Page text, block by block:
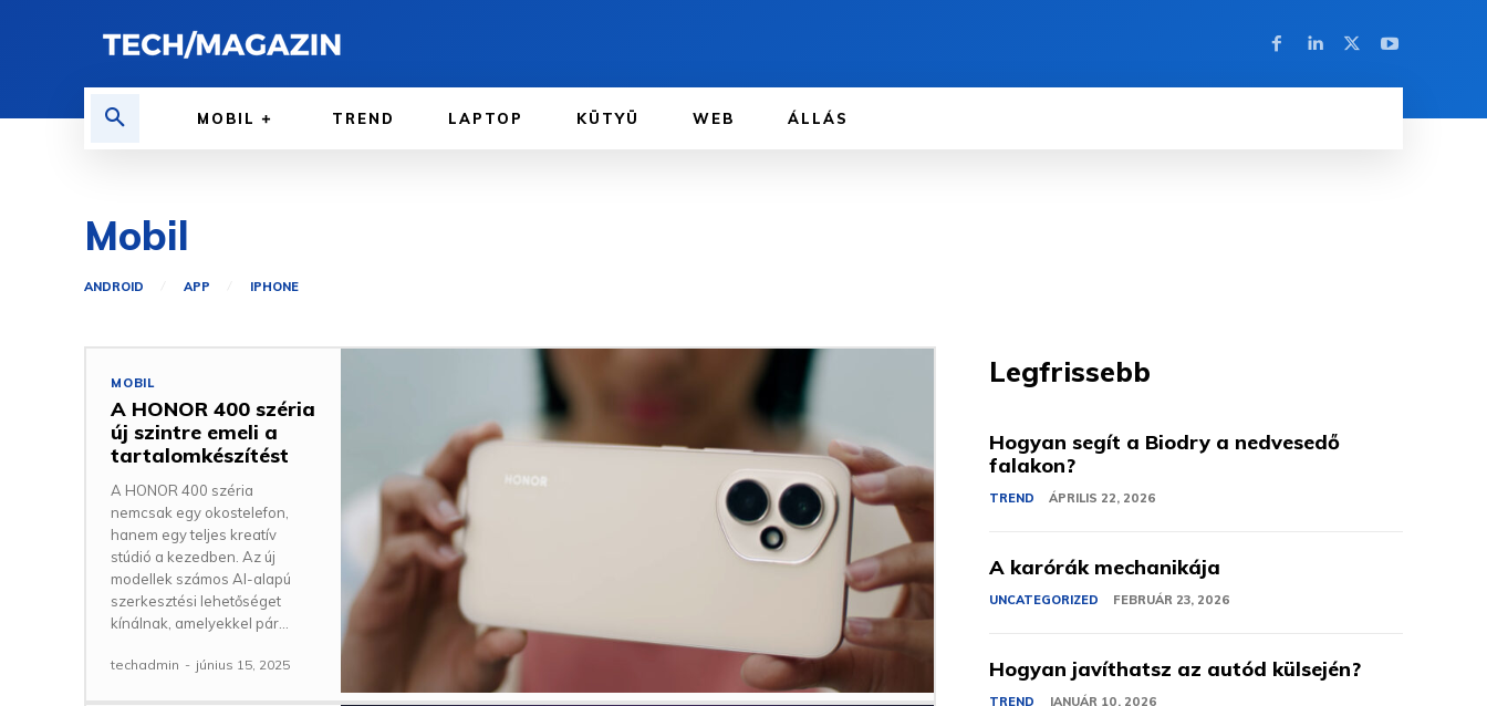
MOBIL TREND LAPTOP KÜTYÜ WEB ÁLLÁS
Mobil
ANDROID APP IPHONE
MOBIL
A HONOR 400 széria
új szintre emeli a
tartalomkészítést
A HONOR 400 széria
nemcsak egy okostelefon,
hanem egy teljes kreatív
stúdió a kezedben. Az új
modellek számos AI-alapú
szerkesztési lehetőséget
kínálnak, amelyekkel pár...
techadmin - június 15, 2025
Legfrissebb
Hogyan segít a Biodry a nedvesedő
falakon?
TREND ÁPRILIS 22, 2026
A karórák mechanikája
UNCATEGORIZED FEBRUÁR 23, 2026
Hogyan javíthatsz az autód külsején?
TREND JANUÁR 10, 2026